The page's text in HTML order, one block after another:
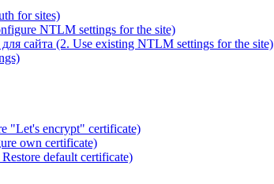
for sites)
NTLM settings for the site)
сайта (2. Use existing NTLM settings for the site)
"Let's encrypt" certificate)
own certificate)
default certificate)